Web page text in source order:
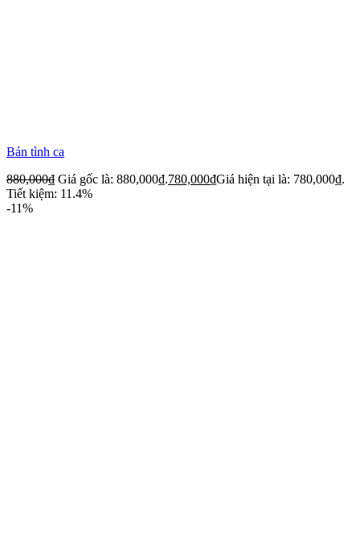
Bản tình ca
880,000₫ Giá gốc là: 880,000₫.780,000₫Giá hiện tại là: 780,000₫.
Tiết kiệm: 11.4%
-11%